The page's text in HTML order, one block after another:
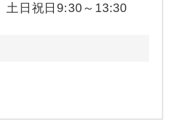
土日祝日9:30～13:30